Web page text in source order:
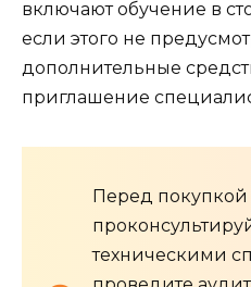
включают обучение в
если этого не
дополнительные
приглашение
Перед покупкой
техническими